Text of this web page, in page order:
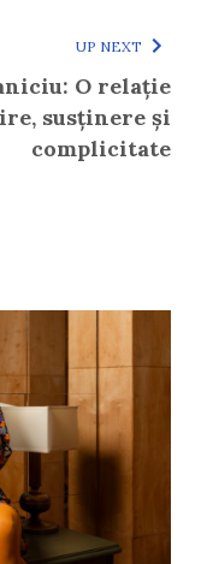
UP NEXT
O relație
susținere și
complicitate